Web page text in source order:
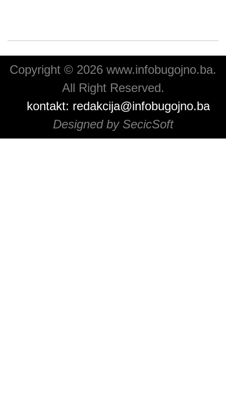
Copyright © 2026 www.infobugojno.ba.
All Right Reserved.
kontakt: redakcija@infobugojno.ba
Designed by SecicSoft